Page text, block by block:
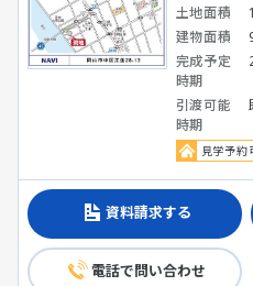
土地面積
建物面積
完成予定
時期
引渡可能
時期
見学予約
資料請求する
電話で問い合わせ